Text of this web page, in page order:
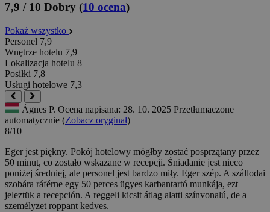
7,9 / 10 Dobry (10 ocena)
Pokaż wszystko
Personel 7,9
Wnętrze hotelu 7,9
Lokalizacja hotelu 8
Posiłki 7,8
Usługi hotelowe 7,3
Ágnes P. Ocena napisana: 28. 10. 2025 Przetłumaczone
automatycznie (Zobacz oryginał)
8/10
Eger jest piękny. Pokój hotelowy mógłby zostać posprzątany przez
50 minut, co zostało wskazane w recepcji. Śniadanie jest nieco
poniżej średniej, ale personel jest bardzo miły. Eger szép. A szállodai
szobára ráférne egy 50 perces ügyes karbantartó munkája, ezt
jeleztük a recepción. A reggeli kicsit átlag alatti színvonalú, de a
személyzet roppant kedves.